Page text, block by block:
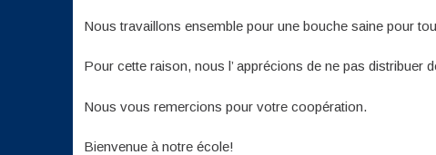
Nous travaillons ensemble pour une bouche saine pour
Pour cette raison, nous l’ apprécions de ne pas distribuer
Nous vous remercions pour votre coopération.
Bienvenue à notre école!